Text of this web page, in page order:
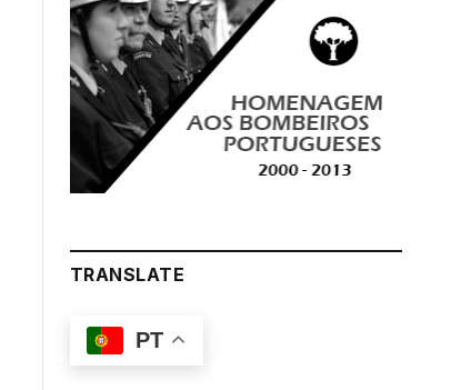
TRANSLATE
PT